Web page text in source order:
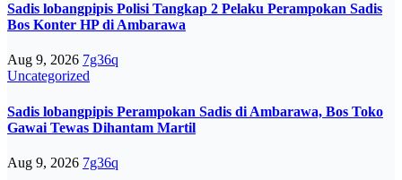
Sadis lobangpipis Polisi Tangkap 2 Pelaku Perampokan Sadis
Bos Konter HP di Ambarawa
Aug 9, 2026 7g36q
Uncategorized
Sadis lobangpipis Perampokan Sadis di Ambarawa, Bos Toko
Gawai Tewas Dihantam Martil
Aug 9, 2026 7g36q